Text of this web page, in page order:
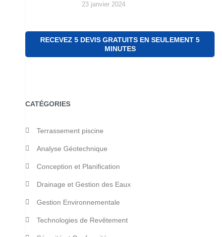
23 janvier 2024
RECEVEZ 5 DEVIS GRATUITS EN SEULEMENT 5
MINUTES
CATÉGORIES
Terrassement piscine
Analyse Géotechnique
Conception et Planification
Drainage et Gestion des Eaux
Gestion Environnementale
Technologies de Revêtement